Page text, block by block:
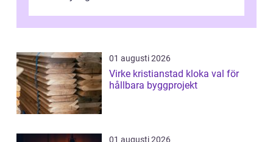
01 augusti 2026
Virke kristianstad kloka val för
hållbara byggprojekt
01 augusti 2026